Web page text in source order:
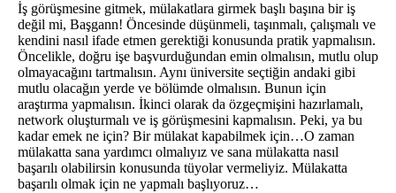
İş görüşmesine gitmek, mülakatlara girmek başlı başına bir iş
değil mi, Başgann! Öncesinde düşünmeli, taşınmalı, çalışmalı ve
kendini nasıl ifade etmen gerektiği konusunda pratik yapmalısın.
Öncelikle, doğru işe başvurduğundan emin olmalısın, mutlu olup
olmayacağını tartmalısın. Aynı üniversite seçtiğin andaki gibi
mutlu olacağın yerde ve bölümde olmalısın. Bunun için
araştırma yapmalısın. İkinci olarak da özgeçmişini hazırlamalı,
network oluşturmalı ve iş görüşmesini kapmalısın. Peki, ya bu
kadar emek ne için? Bir mülakat kapabilmek için…O zaman
mülakatta sana yardımcı olmalıyız ve sana mülakatta nasıl
başarılı olabilirsin konusunda tüyolar vermeliyiz. Mülakatta
başarılı olmak için ne yapmalı başlıyoruz…